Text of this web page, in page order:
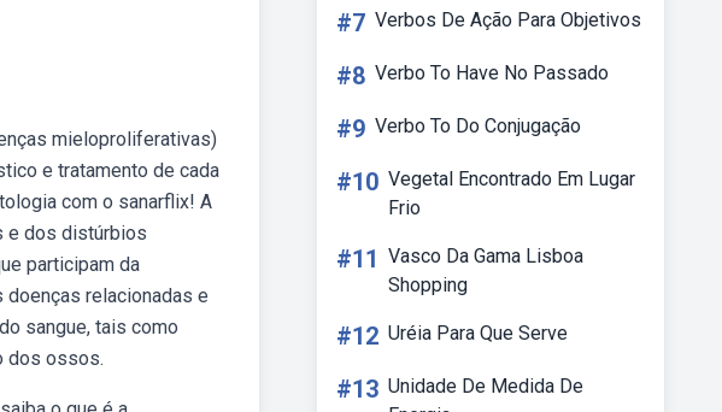
mieloproliferativas)
e tratamento de cada
com o sanarflix! A
e dos distúrbios
participam da
doenças relacionadas e
sangue, tais como
dos ossos.
#7 Verbos De Ação Para Objetivos
#8 Verbo To Have No Passado
#9 Verbo To Do Conjugação
#10 Vegetal Encontrado Em Lugar
Frio
#11 Vasco Da Gama Lisboa
Shopping
#12 Uréia Para Que Serve
#13 Unidade De Medida De